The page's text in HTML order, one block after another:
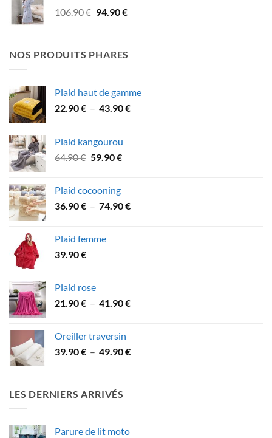
18.90 €.15.90 €.
106.90€ Le
était :
106.90 €.
94.90€Le
est :
94.90 €.
NOS PRODUITS PHARES
Plaid haut de gamme
22.90€ – 43.90€Plage
Plaid kangourou
64.90€ Le
était :
64.90 €.
59.90€Le
59.90 €.
Plaid cocooning
36.90€ – 74.90€Plage
Plaid femme
39.90€
Plaid rose
21.90€ – 41.90€Plage
à
Oreiller traversin
39.90€ – 49.90€Plage
LES DERNIERS ARRIVÉS
Parure de lit moto